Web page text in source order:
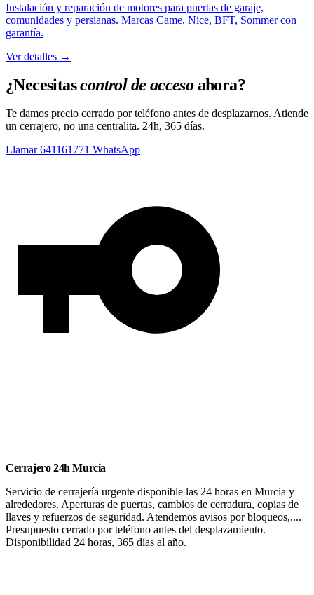
Instalación y reparación de motores para puertas de garaje,
comunidades y persianas. Marcas Came, Nice, BFT, Sommer con
garantía.
Ver detalles →
¿Necesitascontrol de accesoahora?
Te damos precio cerrado por teléfono antes de desplazarnos. Atiende
un cerrajero, no una centralita. 24h, 365 días.
Llamar 641161771‬‬ WhatsApp
Cerrajero 24h Murcia
Servicio de cerrajería urgente disponible las 24 horas en Murcia y
alrededores. Aperturas de puertas, cambios de cerradura, copias de
llaves y refuerzos de seguridad. Atendemos avisos por bloqueos,....
Presupuesto cerrado por teléfono antes del desplazamiento.
Disponibilidad 24 horas, 365 días al año.